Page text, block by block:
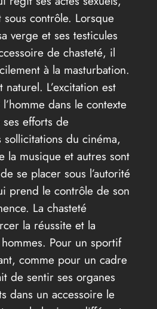
sous contrôle. Lorsque
verge et ses testicules
de chasteté, il
à la masturbation.
L’excitation est
dans le contexte
efforts de
du cinéma,
la musique et autres sont
se placer sous l’autorité
prend le contrôle de son
La chasteté
la réussite et la
Pour un sportif
comme pour un cadre
de sentir ses organes
dans un accessoire le